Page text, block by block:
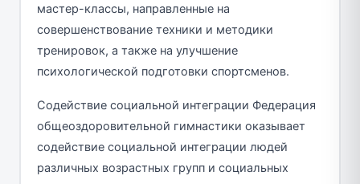
мастер-классы, направленные на
совершенствование техники и методики
тренировок, а также на улучшение
психологической подготовки спортсменов.
Содействие социальной интеграции Федерация
общеоздоровительной гимнастики оказывает
содействие социальной интеграции людей
различных возрастных групп и социальных